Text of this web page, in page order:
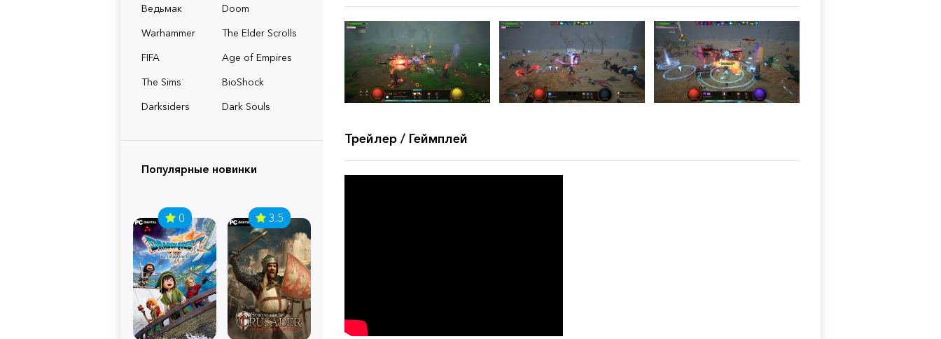
Ведьмак
Doom
Warhammer
The Elder Scrolls
FIFA
Age of Empires
The Sims
BioShock
Darksiders
Dark Souls
Популярные новинки
0 3.5
Трейлер / Геймплей